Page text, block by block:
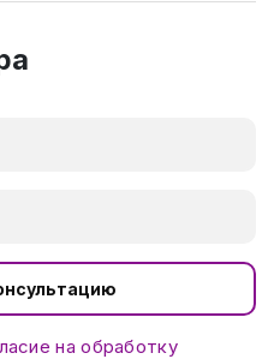
консультацию
на обработку